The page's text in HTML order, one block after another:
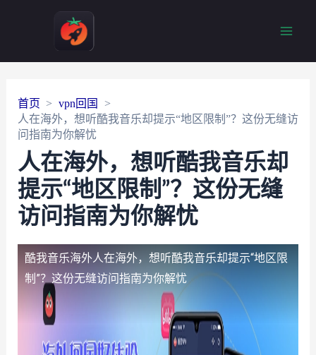
首页
vpn回国
人在海外，想听酷我音乐却提示“地区限制”？这份无缝访
问指南为你解忧
人在海外，想听酷我音乐却
提示“地区限制”？这份无缝
访问指南为你解忧
酷我音乐海外人在海外，想听酷我音乐却提示“地区限
制”？这份无缝访问指南为你解忧